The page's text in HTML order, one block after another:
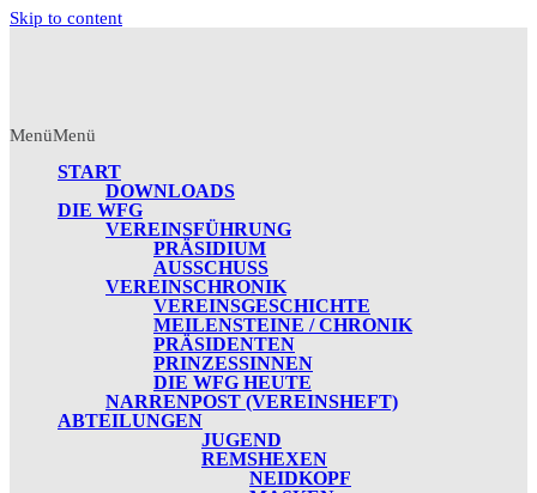
Skip to content
MenüMenü
START
DOWNLOADS
DIE WFG
VEREINSFÜHRUNG
PRÄSIDIUM
AUSSCHUSS
VEREINSCHRONIK
VEREINSGESCHICHTE
MEILENSTEINE / CHRONIK
PRÄSIDENTEN
PRINZESSINNEN
DIE WFG HEUTE
NARRENPOST (VEREINSHEFT)
ABTEILUNGEN
JUGEND
REMSHEXEN
NEIDKOPF